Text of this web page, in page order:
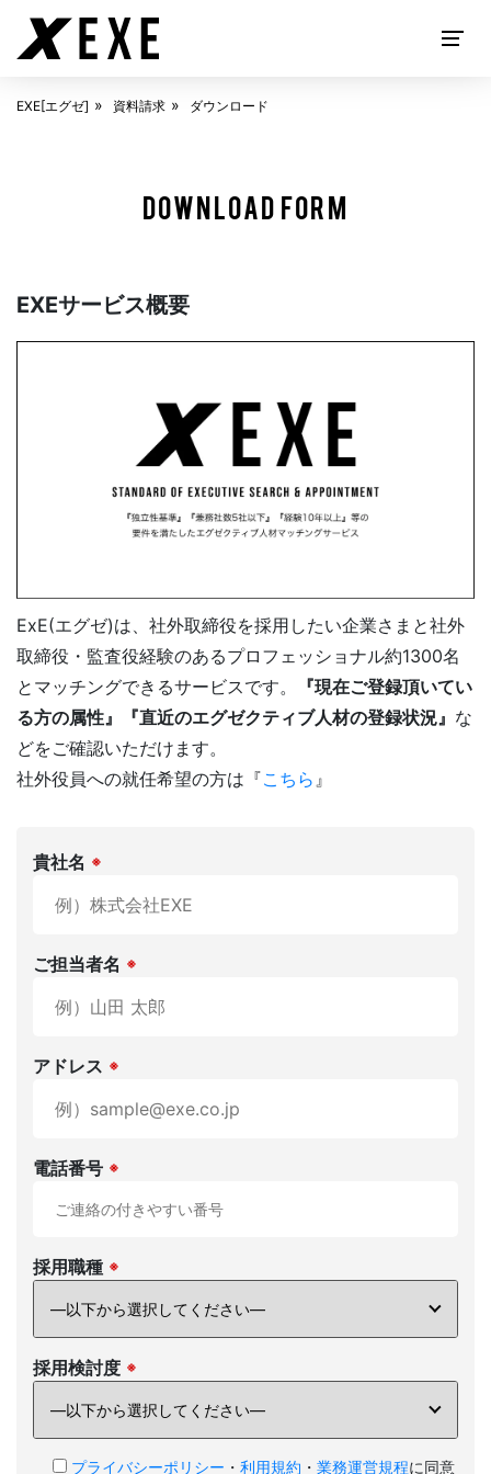
EXECUTIVE SEARCH
ABOUT
NEWS お知らせ
社外役員の選任を依頼する
サービス資料ダウンロード
お電話受付時間 / 平日：10:00 〜 19:00
運営会社
利用規約
EXE[エグゼ] 資料請求 ダウンロード
DOWNLOAD FORM
EXEサービス概要
ExE(エグゼ)は、社外取締役を採用したい企業さまと社外
取締役・監査役経験のあるプロフェッショナル約1300名
とマッチングできるサービスです。
『現在ご登録頂いてい
る方の属性』『直近のエグゼクティブ人材の登録状況』 な
どをご確認いただけます。
社外役員への就任希望の方は『こちら 』
貴社名 ※
ご担当者名 ※
アドレス ※
電話番号 ※
採用職種 ※
採用検討度 ※
プライバシーポリシー ・ 利用規約 ・ 業務運営規程に同意